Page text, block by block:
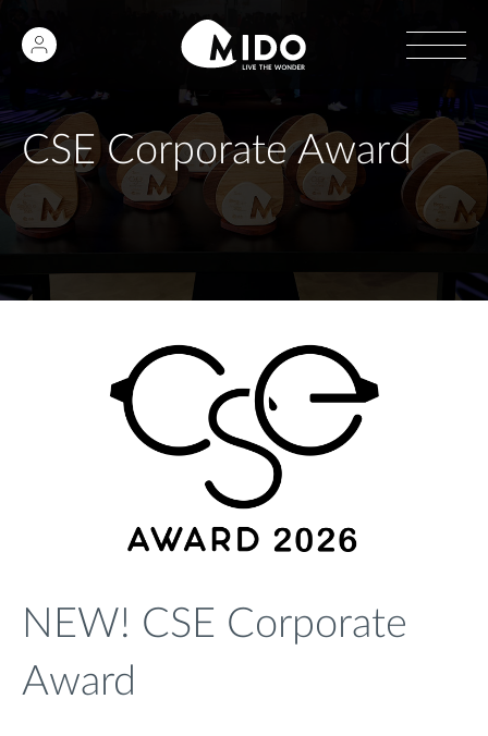
CSE Corporate Award
NEW! CSE Corporate
Award